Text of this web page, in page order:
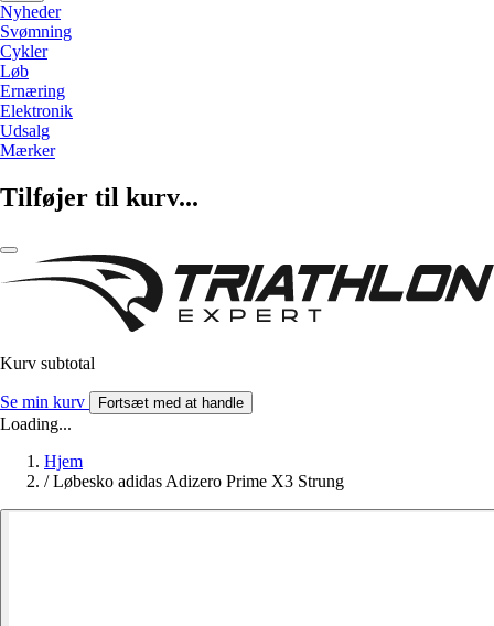
Nyheder
Svømning
Cykler
Løb
Ernæring
Elektronik
Udsalg
Mærker
Tilføjer til kurv...
Kurv subtotal
Se min kurv Fortsæt med at handle
Loading...
Hjem
/ Løbesko adidas Adizero Prime X3 Strung